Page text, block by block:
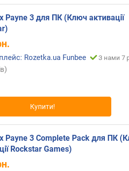
Payne 3 для ПК (Ключ активації
Rozetka.ua Funbee З нами 7
Купити!
Payne 3 Complete Pack для ПК
Rockstar Games)